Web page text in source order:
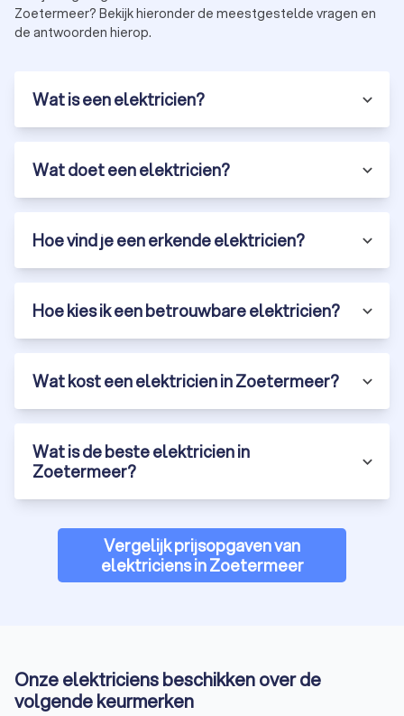
industriële installaties.
Bij Trustoo hebben we 144 erkende elektriciens in
betrouwbare elektricien voor jouw klus. Vraag gratis offertes
Zoetermeer? Bekijk hieronder de meestgestelde vragen en
de antwoorden hierop.
Wat is een elektricien?
Wat doet een elektricien?
Hoe vind je een erkende elektricien?
Hoe kies ik een betrouwbare elektricien?
Wat kost een elektricien in Zoetermeer?
Wat is de beste elektricien in
Zoetermeer?
Vergelijk prijsopgaven van
elektriciens in Zoetermeer
Onze elektriciens beschikken over de
volgende keurmerken